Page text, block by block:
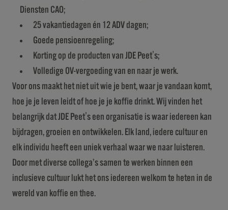
Diensten CAO;
25 vakantiedagen én 12 ADV dagen;
Goede pensioenregeling;
Korting op de producten van JDE Peet's;
Volledige OV-vergoeding van en naar je werk.
Voor ons maakt het niet uit wie je bent, waar je vandaan komt,
hoe je je leven leidt of hoe je je koffie drinkt. Wij vinden het
belangrijk dat JDE Peet's een organisatie is waar iedereen kan
bijdragen, groeien en ontwikkelen. Elk land, iedere cultuur en
elk individu heeft een uniek verhaal waar we naar luisteren.
Door met diverse collega’s samen te werken binnen een
inclusieve cultuur lukt het ons iedereen welkom te heten in de
wereld van koffie en thee.